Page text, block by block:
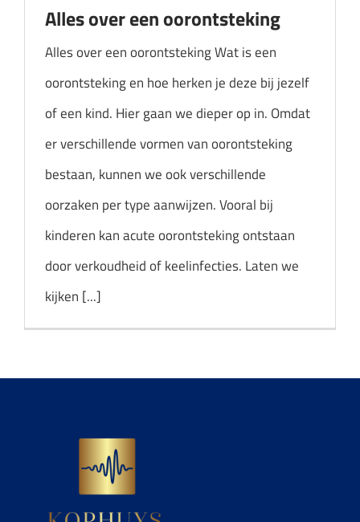
OverigAlles over een oorontsteking
Alles over een oorontsteking Wat is een
oorontsteking en hoe herken je deze bij jezelf
of een kind. Hier gaan we dieper op in. Omdat
er verschillende vormen van oorontsteking
bestaan, kunnen we ook verschillende
oorzaken per type aanwijzen. Vooral bij
kinderen kan acute oorontsteking ontstaan ​​
door verkoudheid of keelinfecties. Laten we
kijken [...]